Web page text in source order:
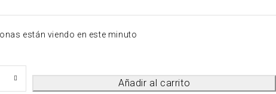
están viendo en este minuto
Añadir al carrito